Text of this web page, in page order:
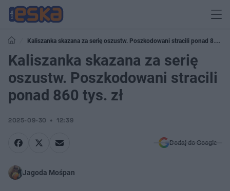
Kaliszanka skazana za serię oszustw. Poszkodowani stracili ponad 860
tys. zł
Kaliszanka skazana za serię
oszustw. Poszkodowani stracili
ponad 860 tys. zł
2025-09-30 12:39
Dodaj do Google
Jagoda Mośpan